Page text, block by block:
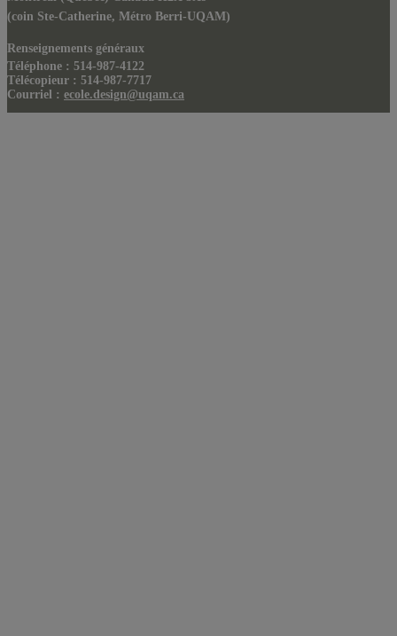
(coin Ste-Catherine, Métro Berri-UQAM)
Renseignements généraux
Téléphone : 514-987-4122
Télécopieur : 514-987-7717
Courriel : ecole.design@uqam.ca